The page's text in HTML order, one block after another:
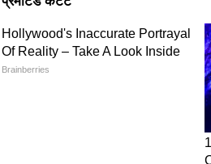
दिखता है। डाइनिंग टेबल या पेंट्री
बड़े रूम के लिए मल्टी-वूड ड्रॉप्स
कई लंबी लकड़ी की पतली स्लैब्स एक
लगी होती है। यह डिजाइन ऊंची छत
देता है। होम पार्टी और डिनर